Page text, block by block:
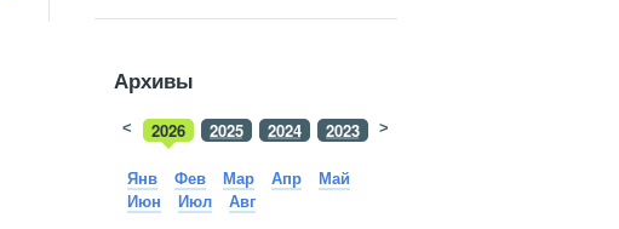
Архивы
2026 2025 2024 2023 2022
< >
Янв Фев Мар Апр
Май
Июн
Июл Авг